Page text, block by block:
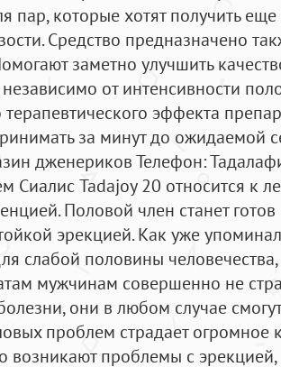
пар, которые хотят получить
Средство предназначено
заметно улучшить
от интенсивности
эффекта
за минут до ожидаемой
дженериков Телефон:
Сиалис Tadajoy 20 относится к
Половой член станет
эрекцией. Как уже
слабой половины
мужчинам совершенно не
они в любом случае
проблем страдает огромное
возникают проблемы с